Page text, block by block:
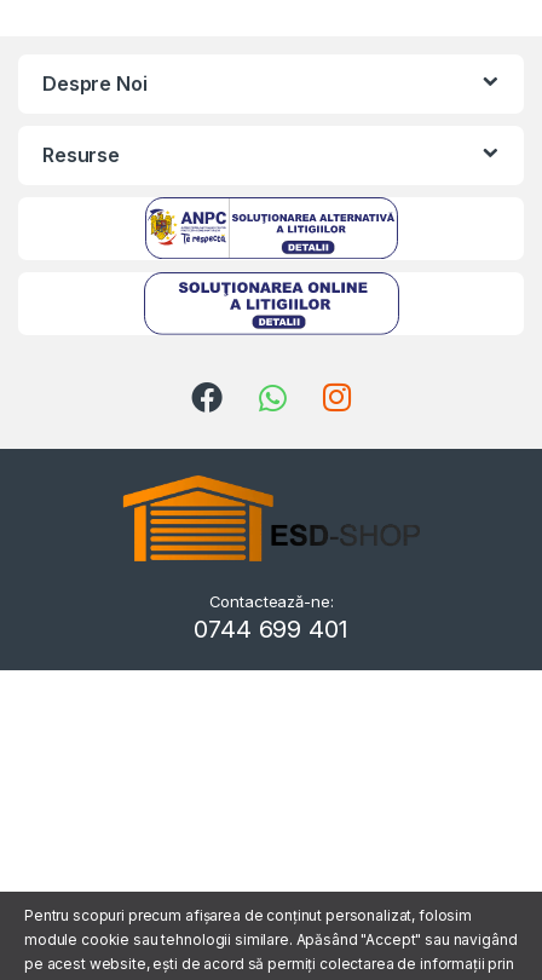
Despre Noi
Resurse
Kriszta
Typically replies within a day
Contactează-ne:
0744 699 401
Pentru scopuri precum afișarea de conținut personalizat, folosim
module cookie sau tehnologii similare. Apăsând "Accept" sau navigând
pe acest website, ești de acord să permiți colectarea de informații prin